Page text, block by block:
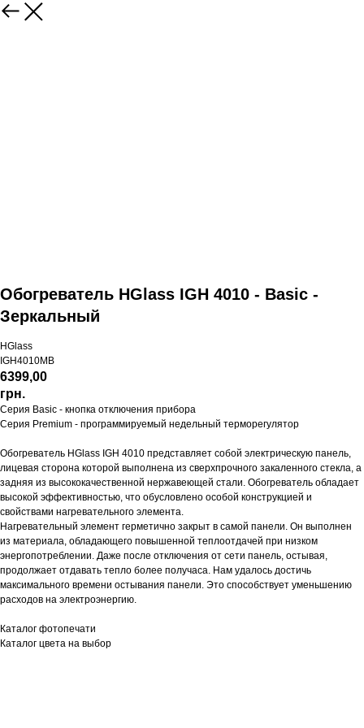
Обогреватель HGlass IGH 4010 - Basic -
Зеркальный
HGlass
IGH4010MB
6399,00
грн.
Серия Basic - кнопка отключения прибора
Серия Premium - программируемый недельный терморегулятор
Обогреватель HGlass IGH 4010 представляет собой электрическую панель,
лицевая сторона которой выполнена из сверхпрочного закаленного стекла, а
задняя из высококачественной нержавеющей стали. Обогреватель обладает
высокой эффективностью, что обусловлено особой конструкцией и
свойствами нагревательного элемента.
Нагревательный элемент герметично закрыт в самой панели. Он выполнен
из материала, обладающего повышенной теплоотдачей при низком
энергопотреблении. Даже после отключения от сети панель, остывая,
продолжает отдавать тепло более получаса. Нам удалось достичь
максимального времени остывания панели. Это способствует уменьшению
расходов на электроэнергию.
Каталог фотопечати
Каталог цвета на выбор